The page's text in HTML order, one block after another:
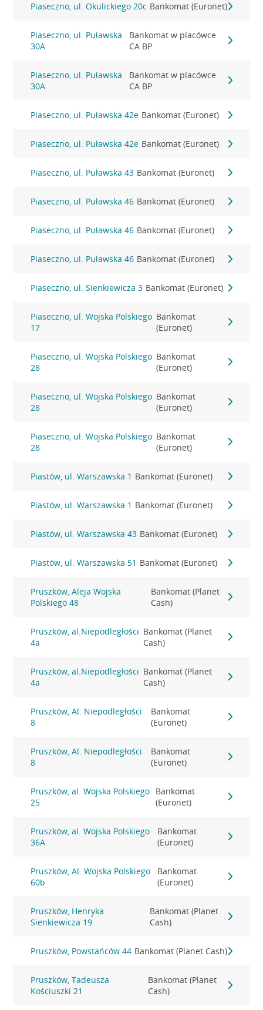
Piaseczno, ul. Okulickiego 20c Bankomat (Euronet)
Piaseczno, ul. Puławska
30A
Bankomat w placówce
CA BP
Piaseczno, ul. Puławska
30A
Bankomat w placówce
CA BP
Piaseczno, ul. Puławska 42e Bankomat (Euronet)
Piaseczno, ul. Puławska 42e Bankomat (Euronet)
Piaseczno, ul. Puławska 43 Bankomat (Euronet)
Piaseczno, ul. Puławska 46 Bankomat (Euronet)
Piaseczno, ul. Puławska 46 Bankomat (Euronet)
Piaseczno, ul. Puławska 46 Bankomat (Euronet)
Piaseczno, ul. Sienkiewicza 3 Bankomat (Euronet)
Piaseczno, ul. Wojska Polskiego
17
Bankomat
(Euronet)
Piaseczno, ul. Wojska Polskiego
28
Bankomat
(Euronet)
Piaseczno, ul. Wojska Polskiego
28
Bankomat
(Euronet)
Piaseczno, ul. Wojska Polskiego
28
Bankomat
(Euronet)
Piastów, ul. Warszawska 1 Bankomat (Euronet)
Piastów, ul. Warszawska 1 Bankomat (Euronet)
Piastów, ul. Warszawska 43 Bankomat (Euronet)
Piastów, ul. Warszawska 51 Bankomat (Euronet)
Pruszków, Aleja Wojska
Polskiego 48
Bankomat (Planet
Cash)
Pruszków, al.Niepodległości
4a
Bankomat (Planet
Cash)
Pruszków, al.Niepodległości
4a
Bankomat (Planet
Cash)
Pruszków, Al. Niepodległości
8
Bankomat
(Euronet)
Pruszków, Al. Niepodległości
8
Bankomat
(Euronet)
Pruszków, al. Wojska Polskiego
25
Bankomat
(Euronet)
Pruszków, al. Wojska Polskiego
36A
Bankomat
(Euronet)
Pruszków, Al. Wojska Polskiego
60b
Bankomat
(Euronet)
Pruszków, Henryka
Sienkiewicza 19
Bankomat (Planet
Cash)
Pruszków, Powstańców 44 Bankomat (Planet Cash)
Pruszków, Tadeusza
Kościuszki 21
Bankomat (Planet
Cash)